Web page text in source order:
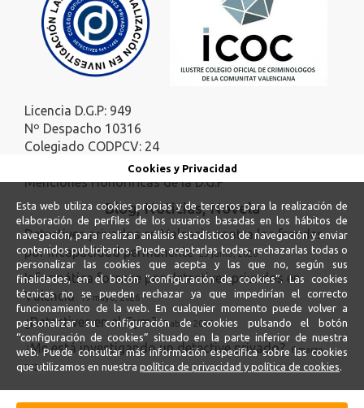
Cookies y Privacidad
Esta web utiliza cookies propias y de terceros para la realización de
elaboración de perfiles de los usuarios basadas en los hábitos de
navegación, para realizar análisis estadísticos de navegación y enviar
contenidos publicitarios. Puede aceptarlas todas, rechazarlas todas o
personalizar las cookies que acepta y las que no, según sus
finalidades, en el botón “configuración de cookies”. Las cookies
técnicas no se pueden rechazar ya que impedirían el correcto
funcionamiento de la web. En cualquier momento puede volver a
personalizar su configuración de cookies pulsando el botón
“configuración de cookies” situado en la parte inferior de nuestra
web. Puede consultar más información específica sobre las cookies
que utilizamos en nuestra política de privacidad y política de cookies.
Licencia D.G.P: 949
Nº Despacho 10316
Colegiado CODPCV: 24
Colegiado ICOC: 140
Menciones Honoríficas de la D.G.P
Blog, Noticias, Novela
Detectives privados en Valencia contra los fraudes
por incapacidad permanente 23 junio, 2026
Informática forense por detectives privados en
Valencia
19 mayo, 2026
¿Detectives en el Gym? 5 abril, 2026
¿Me está investigando un detective privado?
6 marzo,
2026